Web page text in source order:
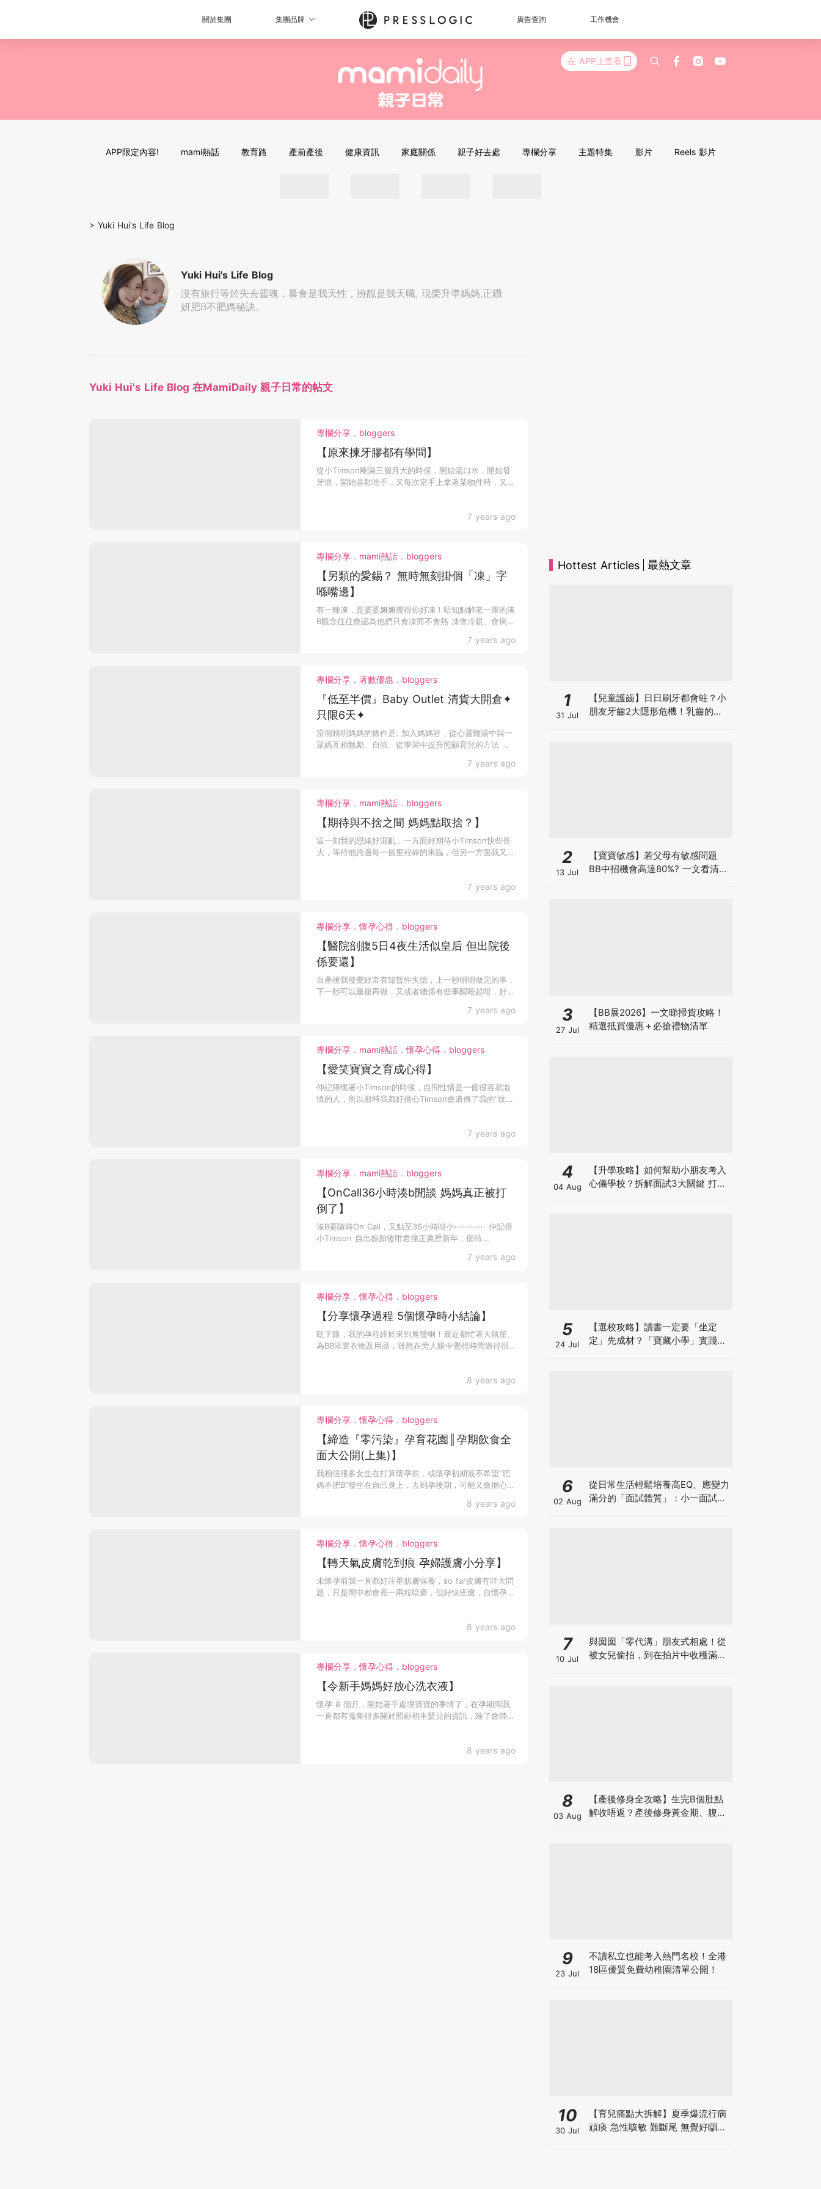
關於集團 集團品牌 廣告查詢 工作機會
在 APP上查看
APP限定內容! mami熱話 教育路 產前產後 健康資訊 家庭關係 親子好去處 專欄分享 主題特集 影片 Reels 影片
> Yuki Hui's Life Blog
Yuki Hui's Life Blog
沒有旅行等於失去靈魂，暴食是我天性，扮靚是我天職, 現榮升準媽媽,正鑽
妍肥B不肥媽秘訣。
Yuki Hui's Life Blog 在MamiDaily 親子日常的帖文
專欄分享．bloggers
【原來揀牙膠都有學問】
從小Timson剛滿三個月大的時候，開始流口水，開始發
牙痕，開始喜歡吃手，又每次當手上拿著某物件時，又會
7 years ago
專欄分享．mami熱話．bloggers
【另類的愛錫？ 無時無刻掛個「凍」字
喺嘴邊】
有一種凍，是婆婆嫲嫲覺得你好凍！唔知點解老一輩的湊
B觀念往往會認為他們只會凍而不會熱 凍會冷親、會病，
7 years ago
專欄分享．著數優惠．bloggers
『低至半價』Baby Outlet 清貨大開倉✦
只限6天✦
當個精明媽媽的條件是: 加入媽媽谷，從心靈雞湯中與一
眾媽互相勉勵、自強、從學習中提升照顧育兒的方法 加
7 years ago
專欄分享．mami熱話．bloggers
【期待與不捨之間 媽媽點取捨？】
這一刻我的思緒好混亂，一方面好期待小Timson快些長
大，等待他跨過每一個里程碑的來臨，但另一方面我又帶
7 years ago
專欄分享．懷孕心得．bloggers
【醫院剖腹5日4夜生活似皇后 但出院後
係要還】
自產後我發覺經常有短暫性失憶，上一秒明明做完的事，
下一秒可以重複再做，又或者總係有些事醒唔起咁，好得
7 years ago
專欄分享．mami熱話．懷孕心得．bloggers
【愛笑寶寶之育成心得】
仲記得懷著小Timson的時候，自問性情是一個很容易激
憤的人，所以那時我都好擔心Timson會遺傳了我的"炆...
7 years ago
專欄分享．mami熱話．bloggers
【OnCall36小時湊b閒談 媽媽真正被打
倒了】
湊B要隨時On Call，又點至36小時咁小⋯⋯⋯⋯ 仲記得
小Timson 自出娘胎後咁岩撞正農歷新年，個時...
7 years ago
專欄分享．懷孕心得．bloggers
【分享懷孕過程 5個懷孕時小結論】
眨下眼，我的孕程終於來到尾聲喇！最近都忙著大執屋、
為BB添置衣物及用品，雖然在旁人眼中覺得時間過得很
8 years ago
專欄分享．懷孕心得．bloggers
【締造『零污染』孕育花園║孕期飲食全
面大公開(上集)】
我相信很多女生在打算懷孕前，或懷孕初期最不希望“肥
媽不肥B”發生在自己身上，去到孕後期，可能又會擔心胎
8 years ago
專欄分享．懷孕心得．bloggers
【轉天氣皮膚乾到痕 孕婦護膚小分享】
未懷孕前我一直都好注重肌膚保養，so far皮膚冇咩大問
題，只是間中都會長一兩粒暗瘡，但好快痊癒，自懷孕
8 years ago
專欄分享．懷孕心得．bloggers
【令新手媽媽好放心洗衣液】
懷孕 8 個月，開始著手處理寶寶的事情了，在孕期間我
一直都有蒐集很多關於照顧初生嬰兒的資訊，除了會陸續
8 years ago
Hottest Articles 最熱文章
1
31 Jul
【兒童護齒】日日刷牙都會蛀？小
朋友牙齒2大隱形危機！乳齒的琺
2
13 Jul
【寶寶敏感】若父母有敏感問題
BB中招機會高達80%? 一文看清預
3
27 Jul
【BB展2026】一文睇掃貨攻略！
精選抵買優惠＋必搶禮物清單
4
04 Aug
【升學攻略】如何幫助小朋友考入
心儀學校？拆解面試3大關鍵 打好
5
24 Jul
【選校攻略】讀書一定要「坐定
定」先成材？「寶藏小學」實踐動
6
02 Aug
從日常生活輕鬆培養高EQ、應變力
滿分的「面試體質」：小一面試最
7
10 Jul
與囡囡「零代溝」朋友式相處！從
被女兒偷拍，到在拍片中收穫滿足
8
03 Aug
【產後修身全攻略】生完B個肚點
解收唔返？產後修身黃金期、腹直
9
23 Jul
不讀私立也能考入熱門名校！全港
18區優質免費幼稚園清單公開！
10
30 Jul
【育兒痛點大拆解】夏季爆流行病
頑痰 急性咳敏 難斷尾 無覺好瞓？